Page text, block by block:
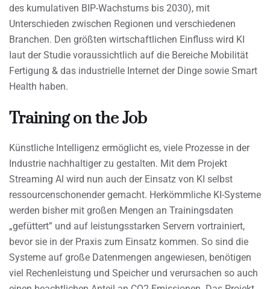
des kumulativen BIP-Wachstums bis 2030), mit
Unterschieden zwischen Regionen und verschiedenen
Branchen. Den größten wirtschaftlichen Einfluss wird KI
Iaut der Studie voraussichtlich auf die Bereiche Mobilität
Fertigung & das industrielle Internet der Dinge sowie Smart
Health haben.
Training on the Job
Künstliche Intelligenz ermöglicht es, viele Prozesse in der
Industrie nachhaltiger zu gestalten. Mit dem Projekt
Streaming Al wird nun auch der Einsatz von KI selbst
ressourcenschonender gemacht. Herkömmliche KI-Systeme
werden bisher mit großen Mengen an Trainingsdaten
„gefüttert” und auf leistungsstarken Servern vortrainiert,
bevor sie in der Praxis zum Einsatz kommen. So sind die
Systeme auf große Datenmengen angewiesen, benötigen
viel Rechenleistung und Speicher und verursachen so auch